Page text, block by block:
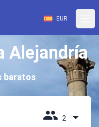
EUR
Alejandría
baratos
2